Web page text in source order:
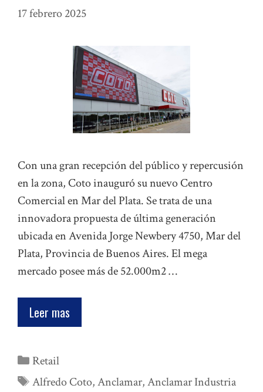
17 febrero 2025
Con una gran recepción del público y repercusión
en la zona, Coto inauguró su nuevo Centro
Comercial en Mar del Plata. Se trata de una
innovadora propuesta de última generación
ubicada en Avenida Jorge Newbery 4750, Mar del
Plata, Provincia de Buenos Aires. El mega
mercado posee más de 52.000m2 …
Leer mas
Categorías
Retail
Etiquetas
Alfredo Coto,Anclamar,Anclamar Industria